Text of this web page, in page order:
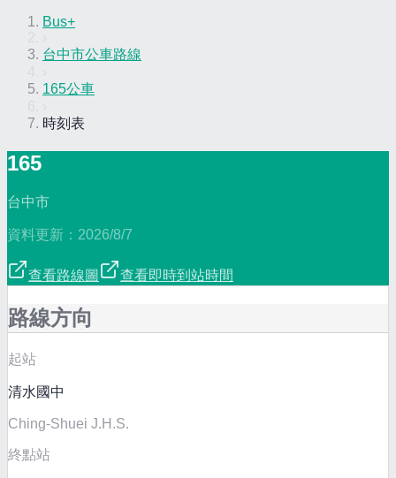
Bus+
台中市公車路線
165公車
時刻表
165
台中市
資料更新： 2026/8/7
查看路線圖 查看即時到站時間
路線方向
起站
清水國中
Ching-Shuei J.H.S.
終點站